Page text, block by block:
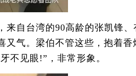
自台湾的90高龄的张凯锋、
气。梁伯不管这些，抱着
不见眼!”，非常形象。